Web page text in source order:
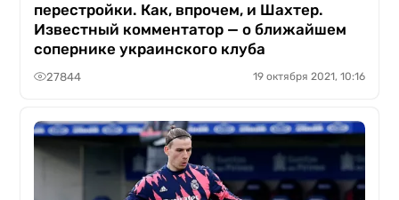
перестройки. Как, впрочем, и Шахтер.
Известный комментатор — о ближайшем
сопернике украинского клуба
27844 19 октября 2021, 10:16